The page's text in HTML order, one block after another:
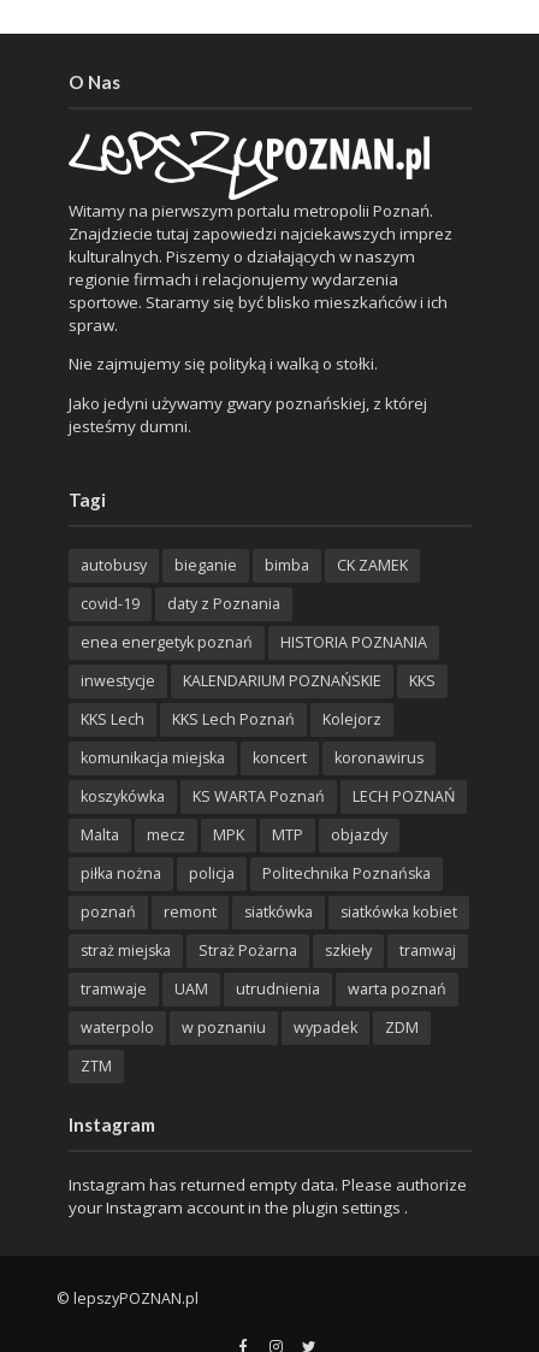
O Nas
Witamy na pierwszym portalu metropolii Poznań.
Znajdziecie tutaj zapowiedzi najciekawszych imprez
kulturalnych. Piszemy o działających w naszym
regionie firmach i relacjonujemy wydarzenia
sportowe. Staramy się być blisko mieszkańców i ich
spraw.
Nie zajmujemy się polityką i walką o stołki.
Jako jedyni używamy gwary poznańskiej, z której
jesteśmy dumni.
Tagi
autobusy bieganie bimba
CK ZAMEK
covid-19
daty z Poznania
enea energetyk poznań
HISTORIA POZNANIA
inwestycje
KALENDARIUM POZNAŃSKIE
KKS
KKS Lech
KKS Lech Poznań
Kolejorz
komunikacja miejska
koncert
koronawirus
koszykówka
KS WARTA Poznań
LECH POZNAŃ
Malta
mecz MPK MTP
objazdy
piłka nożna
policja
Politechnika Poznańska
poznań
remont siatkówka
siatkówka kobiet
straż miejska
Straż Pożarna szkieły
tramwaj
tramwaje
UAM utrudnienia
warta poznań
waterpolo
w poznaniu wypadek
ZDM
ZTM
Instagram
Instagram has returned empty data. Please authorize
your Instagram account in the plugin settings .
© lepszyPOZNAN.pl